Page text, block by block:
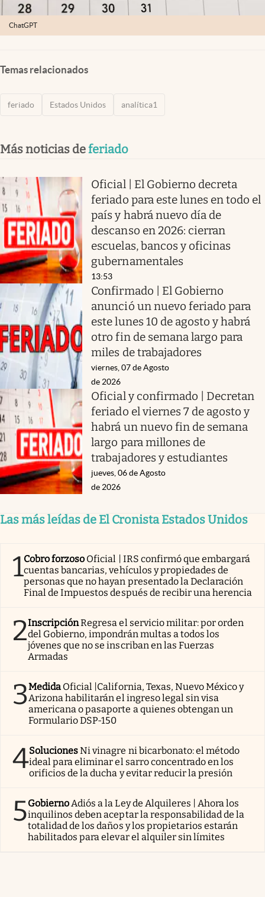
ChatGPT
Temas relacionados
feriado Estados Unidos analítica1
Más noticias deferiado
Oficial | El Gobierno decreta
feriado para este lunes en todo el
país y habrá nuevo día de
descanso en 2026: cierran
escuelas, bancos y oficinas
gubernamentales
13:53
Confirmado | El Gobierno
anunció un nuevo feriado para
este lunes 10 de agosto y habrá
otro fin de semana largo para
miles de trabajadores
viernes, 07 de Agosto
de 2026
Oficial y confirmado | Decretan
feriado el viernes 7 de agosto y
habrá un nuevo fin de semana
largo para millones de
trabajadores y estudiantes
jueves, 06 de Agosto
de 2026
Las más leídas de El Cronista Estados Unidos
1Cobro forzoso Oficial | IRS confirmó que embargará
cuentas bancarias, vehículos y propiedades de
personas que no hayan presentado la Declaración
Final de Impuestos después de recibir una herencia
2InscripciónRegresa el servicio militar: por orden
del Gobierno, impondrán multas a todos los
jóvenes que no se inscriban en las Fuerzas
Armadas
3Medida Oficial |California, Texas, Nuevo México y
Arizona habilitarán el ingreso legal sin visa
americana o pasaporte a quienes obtengan un
Formulario DSP-150
4SolucionesNi vinagre ni bicarbonato: el método
ideal para eliminar el sarro concentrado en los
orificios de la ducha y evitar reducir la presión
5GobiernoAdiós a la Ley de Alquileres | Ahora los
inquilinos deben aceptar la responsabilidad de la
totalidad de los daños y los propietarios estarán
habilitados para elevar el alquiler sin límites